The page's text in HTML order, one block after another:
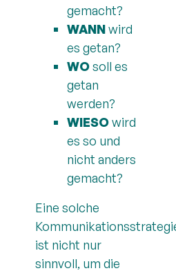
gemacht?
WANNwird
es getan?
WOsoll es
getan
werden?
WIESOwird
es so und
nicht anders
gemacht?
Eine solche
ist nicht nur
sinnvoll, um die